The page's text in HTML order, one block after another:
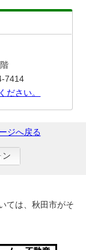
7414
ださい。
ジへ戻る
ン
ては、秋田市がそ